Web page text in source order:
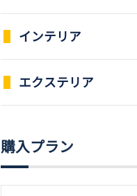
インテリア
パワーウインドウ
エクステリア
両側電動スライドドア
購入プラン